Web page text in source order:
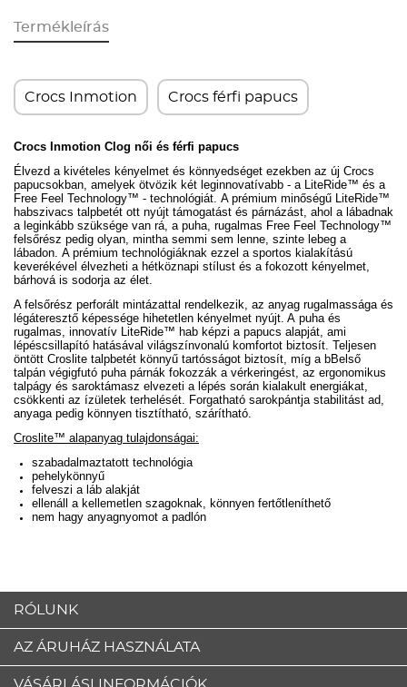
Termékleírás
Crocs Inmotion Crocs férfi papucs
Crocs Inmotion Clog női és férfi papucs
Élvezd a kivételes kényelmet és könnyedséget ezekben az új Crocs
papucsokban, amelyek ötvözik két leginnovatívabb - a LiteRide™ és a
Free Feel Technology™ - technológiát. A prémium minőségű LiteRide™
habszivacs talpbetét ott nyújt támogatást és párnázást, ahol a lábadnak
a leginkább szüksége van rá, a puha, rugalmas Free Feel Technology™
felsőrész pedig olyan, mintha semmi sem lenne, szinte lebeg a
lábadon. A prémium technológiáknak ezzel a sportos kialakítású
keverékével élvezheti a hétköznapi stílust és a fokozott kényelmet,
bárhová is sodorja az élet.
A felsőrész perforált mintázattal rendelkezik, az anyag rugalmassága és
légáteresztő képessége hihetetlen kényelmet nyújt. A puha és
rugalmas, innovatív LiteRide™ hab képzi a papucs alapját, ami
lépéscsillapító hatásával világszínvonalú komfortot biztosít. Teljesen
öntött Croslite talpbetét könnyű tartósságot biztosít, míg a bBelső
talpán végigfutó puha párnák fokozzák a vérkeringést, az ergonomikus
talpágy és saroktámasz elvezeti a lépés során kialakult energiákat,
csökkenti az ízületek terhelését. Forgatható sarokpántja stabilitást ad,
anyaga pedig könnyen tisztítható, szárítható.
Croslite™ alapanyag tulajdonságai:
szabadalmaztatott technológia
pehelykönnyű
felveszi a láb alakját
ellenáll a kellemetlen szagoknak, könnyen fertőtleníthető
nem hagy anyagnyomot a padlón
RÓLUNK
AZ ÁRUHÁZ HASZNÁLATA